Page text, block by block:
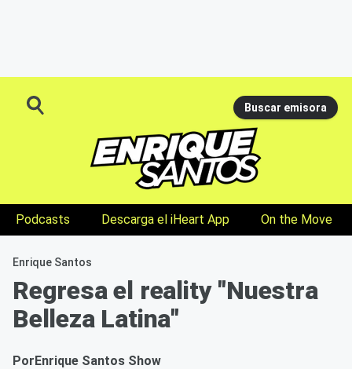
Buscar emisora
Podcasts Descarga el iHeart App On the Move
Enrique Santos
Regresa el reality "Nuestra
Belleza Latina"
PorEnrique Santos Show